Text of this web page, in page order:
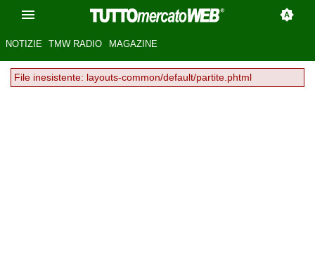
NOTIZIE TMW RADIO MAGAZINE
File inesistente: layouts-common/default/partite.phtml